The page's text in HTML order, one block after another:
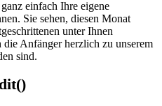
einfach Ihre eigene
Sie sehen, diesen Monat
unter Ihnen
Anfänger herzlich zu unserem
sind.